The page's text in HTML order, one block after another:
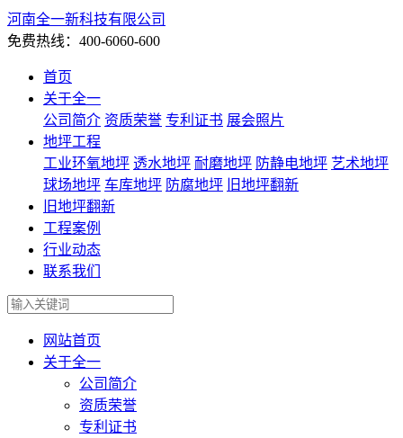
河南全一新科技有限公司
免费热线：400-6060-600
首页
关于全一
公司简介 资质荣誉 专利证书 展会照片
地坪工程
工业环氧地坪 透水地坪 耐磨地坪 防静电地坪 艺术地坪
球场地坪 车库地坪 防腐地坪 旧地坪翻新
旧地坪翻新
工程案例
行业动态
联系我们
网站首页
关于全一
公司简介
资质荣誉
专利证书